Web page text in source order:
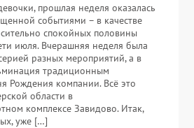
прошлая неделя оказалась
событиями – в качестве
спокойных половины
июля. Вчерашняя неделя была
разных мероприятий, а в
традиционным
Рождения компании. Всё это
области в
комплексе Завидово. Итак,
уже […]